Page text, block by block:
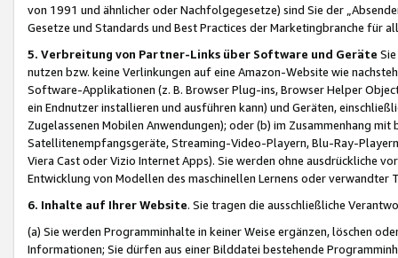
von 1991 und ähnlicher oder Nachfolgegesetze) sind Sie der
Gesetze und Standards und Best Practices der Marketingbranche für
5. Verbreitung von Partner-Links über Software und Geräte
nutzen bzw. keine Verlinkungen auf eine Amazon-Website wie
Software-Applikationen (z. B. Browser Plug-ins, Browser Helper
ein Endnutzer installieren und ausführen kann) und Geräten,
Zugelassenen Mobilen Anwendungen); oder (b) im Zusammenhang
Satellitenempfangsgeräte, Streaming-Video-Playern, Blu-Ray-
Viera Cast oder Vizio Internet Apps). Sie werden ohne ausdrückliche
Entwicklung von Modellen des maschinellen Lernens oder
6. Inhalte auf Ihrer Website. Sie tragen die ausschließliche
(a) Sie werden Programminhalte in keiner Weise ergänzen, löschen
Informationen; Sie dürfen aus einer Bilddatei bestehende